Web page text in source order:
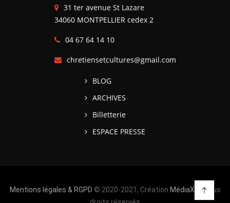
31 ter avenue St Lazare
34060 MONTPELLIER cedex 2
04 67 64 14 10
chretiensetcultures@gmail.com
BLOG
ARCHIVES
Billetterie
ESPACE PRESSE
Mentions légales & RGPD © 2020-2021, Création MédiaXV
| Tous